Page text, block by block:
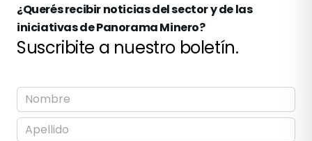
¿Querés recibir noticias del sector y de las
iniciativas de Panorama Minero?
Suscribite a nuestro boletín.